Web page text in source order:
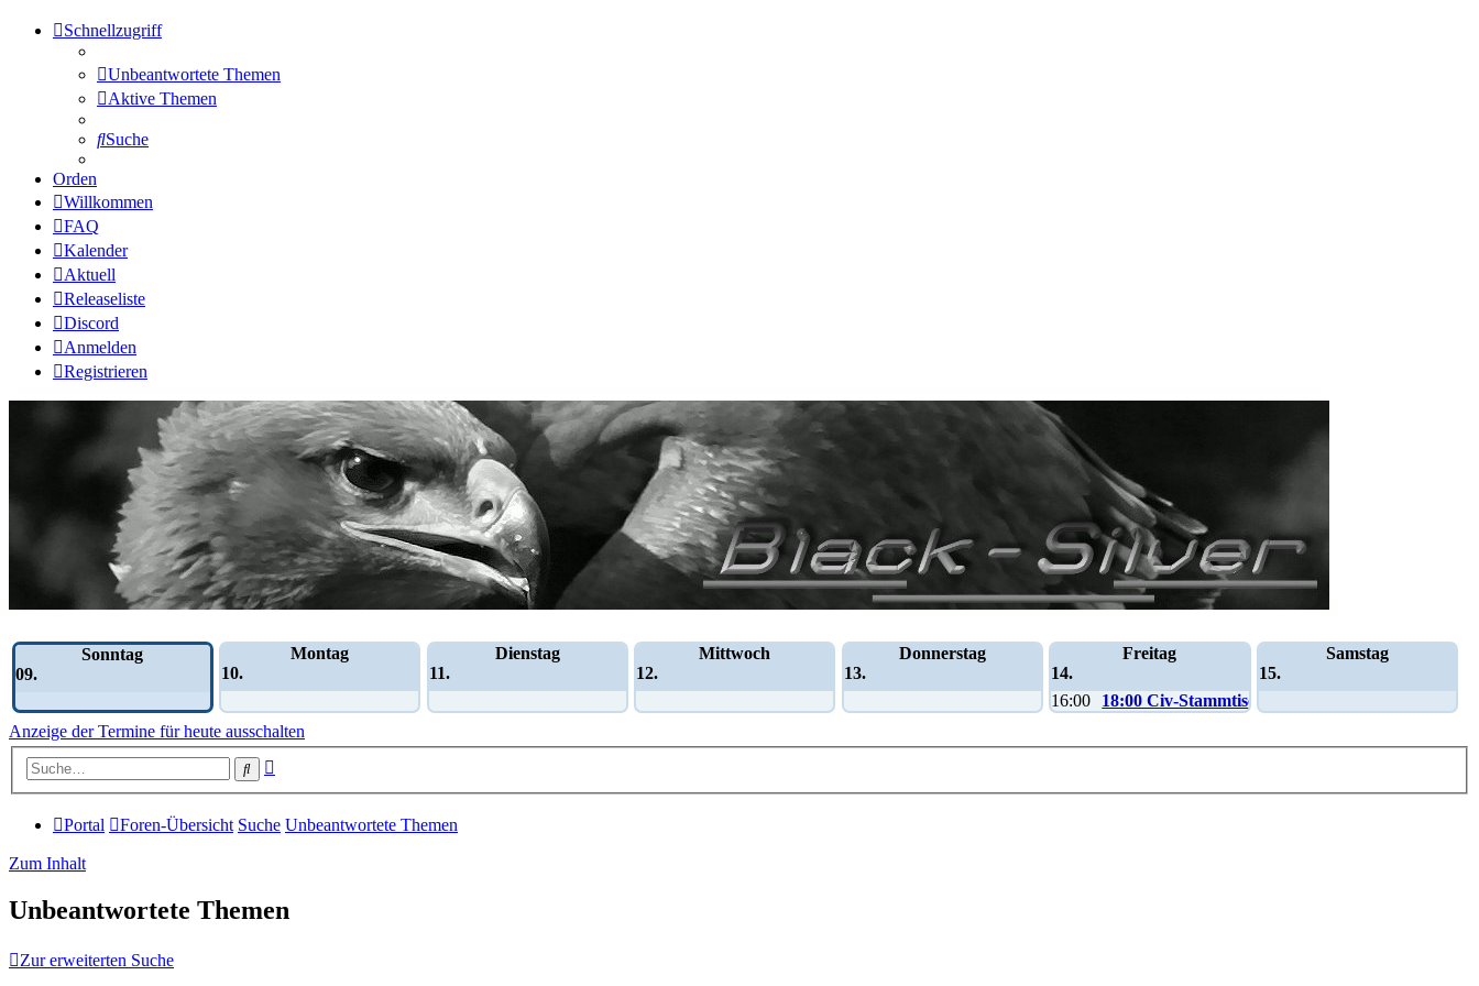
Schnellzugriff
Unbeantwortete Themen
Aktive Themen
Suche
Orden
Willkommen
FAQ
Kalender
Aktuell
Releaseliste
Discord
Anmelden
Registrieren
Sonntag
09.
Montag
10.
Dienstag
11.
Mittwoch
12.
Donnerstag
13.
Freitag
14.
16:00
18:00 Civ-Stammtisch
Samstag
15.
Anzeige der Termine für heute ausschalten
Suche
Portal Foren-Übersicht Suche Unbeantwortete Themen
Zum Inhalt
Unbeantwortete Themen
Zur erweiterten Suche